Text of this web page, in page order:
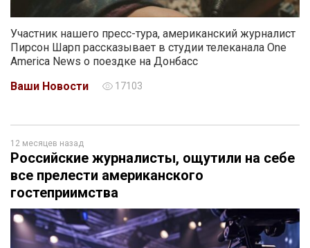
Участник нашего пресс-тура, американский журналист
Пирсон Шарп рассказывает в студии телеканала One
America News о поездке на Донбасс
Ваши Новости
17103
12 месяцев назад
Российские журналисты, ощутили на себе
все прелести американского
гостеприимства